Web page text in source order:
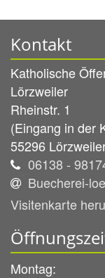
Kontakt
Katholische
Lörzweiler
Rheinstr. 1
(Eingang in der
55296
06138 -
Buecherei-
Visitenkarte
Montag: